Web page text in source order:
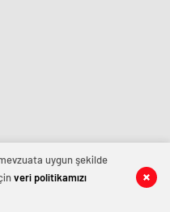
uygun şekilde
veri politikamızı